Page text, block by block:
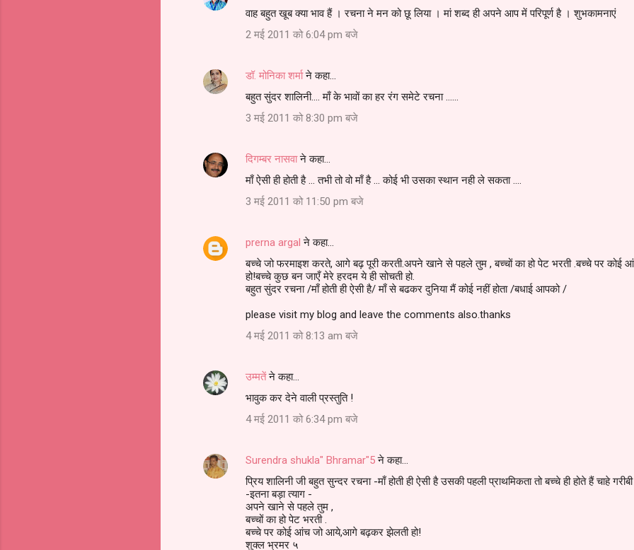
वाह बहुत खूब क्या भाव हैं । रचना ने मन को छू लिया । मां शब्द ही अपने आप में परिपूर्ण है । शुभकामनाएं
2 मई 2011 को 6:04 pm बजे
डॉ. मोनिका शर्माने कहा…
बहुत सुंदर शालिनी.... माँ के भावों का हर रंग समेटे रचना ......
3 मई 2011 को 8:30 pm बजे
दिगम्बर नासवाने कहा…
माँ ऐसी ही होती है ... तभी तो वो माँ है ... कोई भी उसका स्थान नही ले सकता ....
3 मई 2011 को 11:50 pm बजे
prerna argal ने कहा…
बच्चे जो फरमाइश करते, आगे बढ़ पूरी करती.अपने खाने से पहले तुम , बच्चों का हो पेट भरती .बच्चे पर
हो!बच्चे कुछ बन जाएँ मेरे हरदम ये ही सोचती हो.
बहुत सुंदर रचना /माँ होती ही ऐसी है/ माँ से बढकर दुनिया मैं कोई नहीं होता /बधाई आपको /
please visit my blog and leave the comments also.thanks
4 मई 2011 को 8:13 am बजे
उम्मतेंने कहा…
भावुक कर देने वाली प्रस्तुति !
4 मई 2011 को 6:34 pm बजे
Surendra shukla" Bhramar"5ने कहा…
प्रिय शालिनी जी बहुत सुन्दर रचना -माँ होती ही ऐसी है उसकी पहली प्राथमिकता तो बच्चे ही होते हैं चाहे
-इतना बड़ा त्याग -
अपने खाने से पहले तुम ,
बच्चों का हो पेट भरती .
बच्चे पर कोई आंच जो आये,आगे बढ़कर झेलती हो!
शुक्ल भ्रमर ५